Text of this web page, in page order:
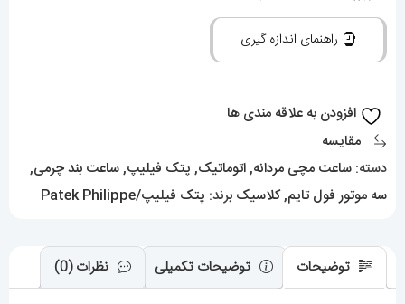
پتک
فیلیپ
اتوماتیک
صفحه
Patek
Philippe
راهنمای اندازه گیری
افزودن به علاقه مندی ها
مقایسه
دسته: ساعت مچی مردانه,اتوماتیک, پتک فیلیپ,ساعت بند چرمی,
سه موتور فول تایم,کلاسیک برند: پتک فیلیپ/Patek Philippe
توضیحات توضیحات تکمیلی نظرات (0)